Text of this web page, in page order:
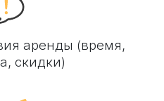
аренды (время,
скидки)